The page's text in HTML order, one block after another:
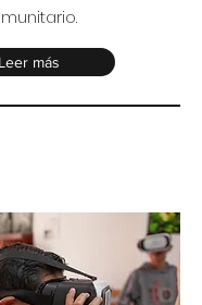
Leer más